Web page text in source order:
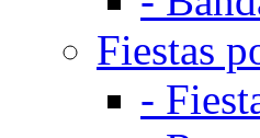
Fiestas
-